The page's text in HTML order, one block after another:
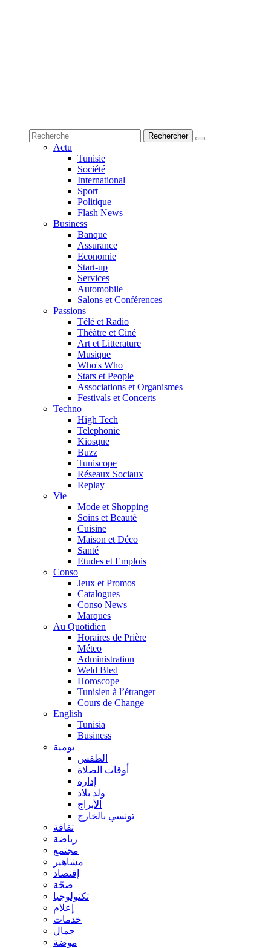
Actu
Tunisie
Société
International
Sport
Politique
Flash News
Business
Banque
Assurance
Economie
Start-up
Services
Automobile
Salons et Conférences
Passions
Télé et Radio
Théàtre et Ciné
Art et Litterature
Musique
Who's Who
Stars et People
Associations et Organismes
Festivals et Concerts
Techno
High Tech
Telephonie
Kiosque
Buzz
Tuniscope
Réseaux Sociaux
Replay
Vie
Mode et Shopping
Soins et Beauté
Cuisine
Maison et Déco
Santé
Etudes et Emplois
Conso
Jeux et Promos
Catalogues
Conso News
Marques
Au Quotidien
Horaires de Prière
Méteo
Administration
Weld Bled
Horoscope
Tunisien à l’étranger
Cours de Change
English
Tunisia
Business
يومية
الطقس
أوقات الصلاة
إدارة
ولد بلاد
الأبراج
تونسي بالخارج
ثقافة
رياضة
مجتمع
مشاهير
إقتصاد
صحّة
تكنولوجيا
إعلام
خدمات
جمال
موضة